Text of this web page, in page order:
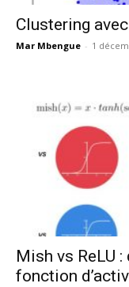
Clustering
Mar Mbengue - 1
Mish vs ReLU
fonction